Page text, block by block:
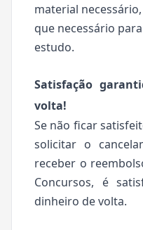
material
que necessário
estudo.
Satisfação
volta!
Se não ficar
solicitar o
receber o
Concursos, é
dinheiro de volta.